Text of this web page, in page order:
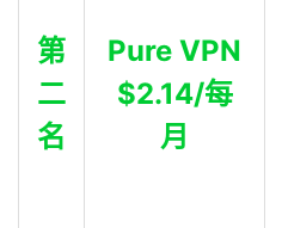
第
二
名
Pure VPN
$2.14/每
月